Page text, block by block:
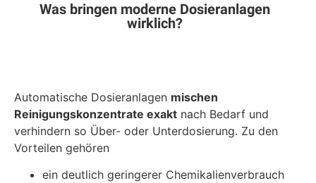
Was bringen moderne Dosieranlagen
wirklich?
Automatische Dosieranlagen mischen
Reinigungskonzentrate exakt nach Bedarf und
verhindern so Über- oder Unterdosierung. Zu den
Vorteilen gehören
ein deutlich geringerer Chemikalienverbrauch